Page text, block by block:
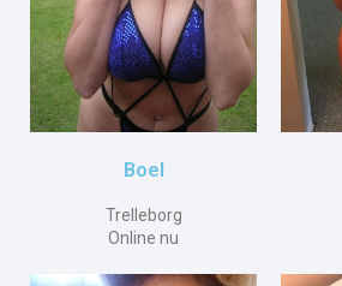
Boel
Trelleborg
Online nu